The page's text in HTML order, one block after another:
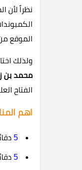
نظراً لأن
الموقع
ولذلك
محمد بن
الفتاح
اهم
5
5